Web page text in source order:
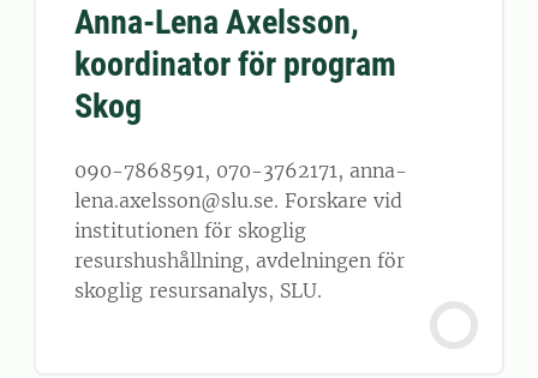
Anna-Lena Axelsson,
koordinator för program
Skog
090-7868591, 070-3762171, anna-
lena.axelsson@slu.se. Forskare vid
institutionen för skoglig
resurshushållning, avdelningen för
skoglig resursanalys, SLU.